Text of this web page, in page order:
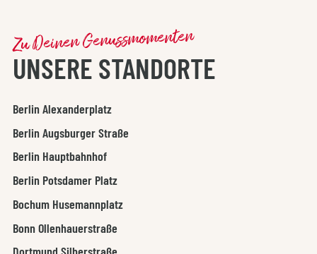
Zu Deinen Genussmomenten
UNSERE STANDORTE
Stores Überspringen
Berlin Alexanderplatz
Berlin Augsburger Straße
Berlin Hauptbahnhof
Berlin Potsdamer Platz
Bochum Husemannplatz
Bonn Ollenhauerstraße